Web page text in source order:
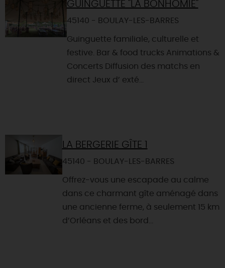
GUINGUETTE "LA BONHOMIE"
45140 - BOULAY-LES-BARRES
Guinguette familiale, culturelle et
festive. Bar & food trucks Animations &
Concerts Diffusion des matchs en
direct Jeux d’ exté...
LA BERGERIE GÎTE 1
45140 - BOULAY-LES-BARRES
Offrez-vous une escapade au calme
dans ce charmant gîte aménagé dans
une ancienne ferme, à seulement 15 km
d’Orléans et des bord...